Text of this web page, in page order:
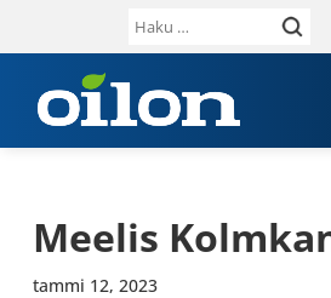
Haku:
Meelis
tammi 12, 2023